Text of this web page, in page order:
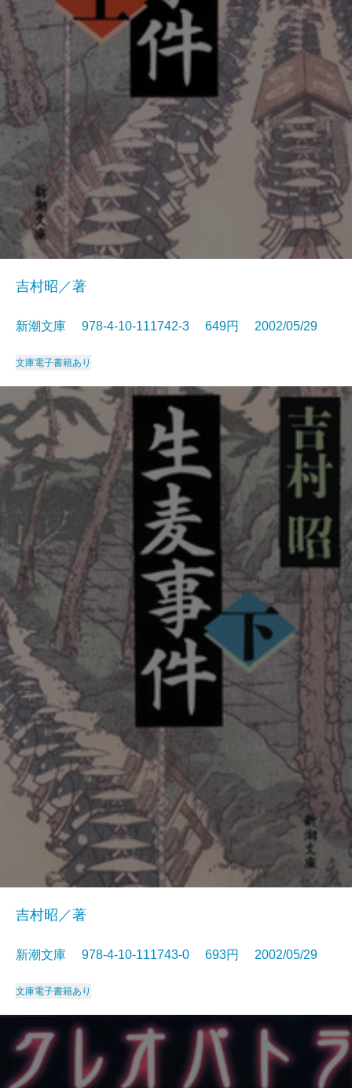
吉村昭／著
新潮文庫 978-4-10-111742-3 649円 2002/05/29
文庫電子書籍あり
吉村昭／著
新潮文庫 978-4-10-111743-0 693円 2002/05/29
文庫電子書籍あり